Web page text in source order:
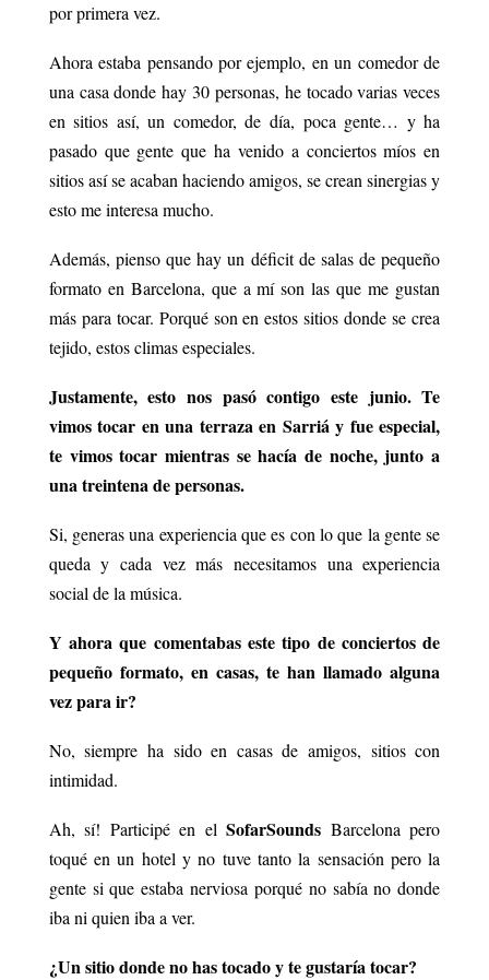
por primera vez.
Ahora estaba pensando por ejemplo, en un comedor de
una casa donde hay 30 personas, he tocado varias veces
en sitios así, un comedor, de día, poca gente… y ha
pasado que gente que ha venido a conciertos míos en
sitios así se acaban haciendo amigos, se crean sinergias y
esto me interesa mucho.
Además, pienso que hay un déficit de salas de pequeño
formato en Barcelona, que a mí son las que me gustan
más para tocar. Porqué son en estos sitios donde se crea
tejido, estos climas especiales.
Justamente, esto nos pasó contigo este junio. Te
vimos tocar en una terraza en Sarriá y fue especial,
te vimos tocar mientras se hacía de noche, junto a
una treintena de personas.
Si, generas una experiencia que es con lo que la gente se
queda y cada vez más necesitamos una experiencia
social de la música.
Y ahora que comentabas este tipo de conciertos de
pequeño formato, en casas, te han llamado alguna
vez para ir?
No, siempre ha sido en casas de amigos, sitios con
intimidad.
Ah, sí! Participé en elSofarSounds Barcelona pero
toqué en un hotel y no tuve tanto la sensación pero la
gente si que estaba nerviosa porqué no sabía no donde
iba ni quien iba a ver.
¿Un sitio donde no has tocado y te gustaría tocar?